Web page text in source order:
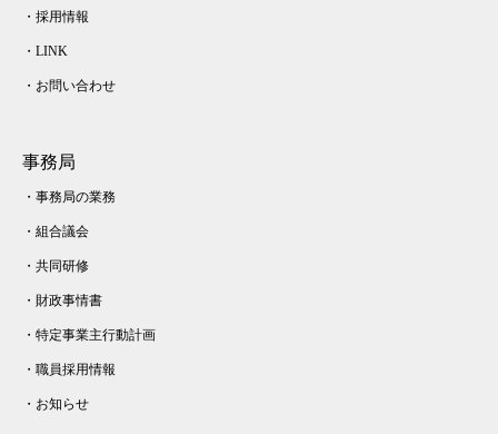
・ 採用情報
・ LINK
・ お問い合わせ
事務局
・ 事務局の業務
・ 組合議会
・ 共同研修
・ 財政事情書
・ 特定事業主行動計画
・ 職員採用情報
・ お知らせ